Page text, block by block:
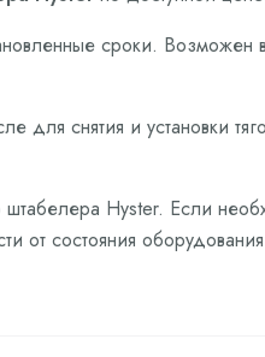
сроки. Возможен
для снятия и установки
штабелера Hyster. Если
от состояния